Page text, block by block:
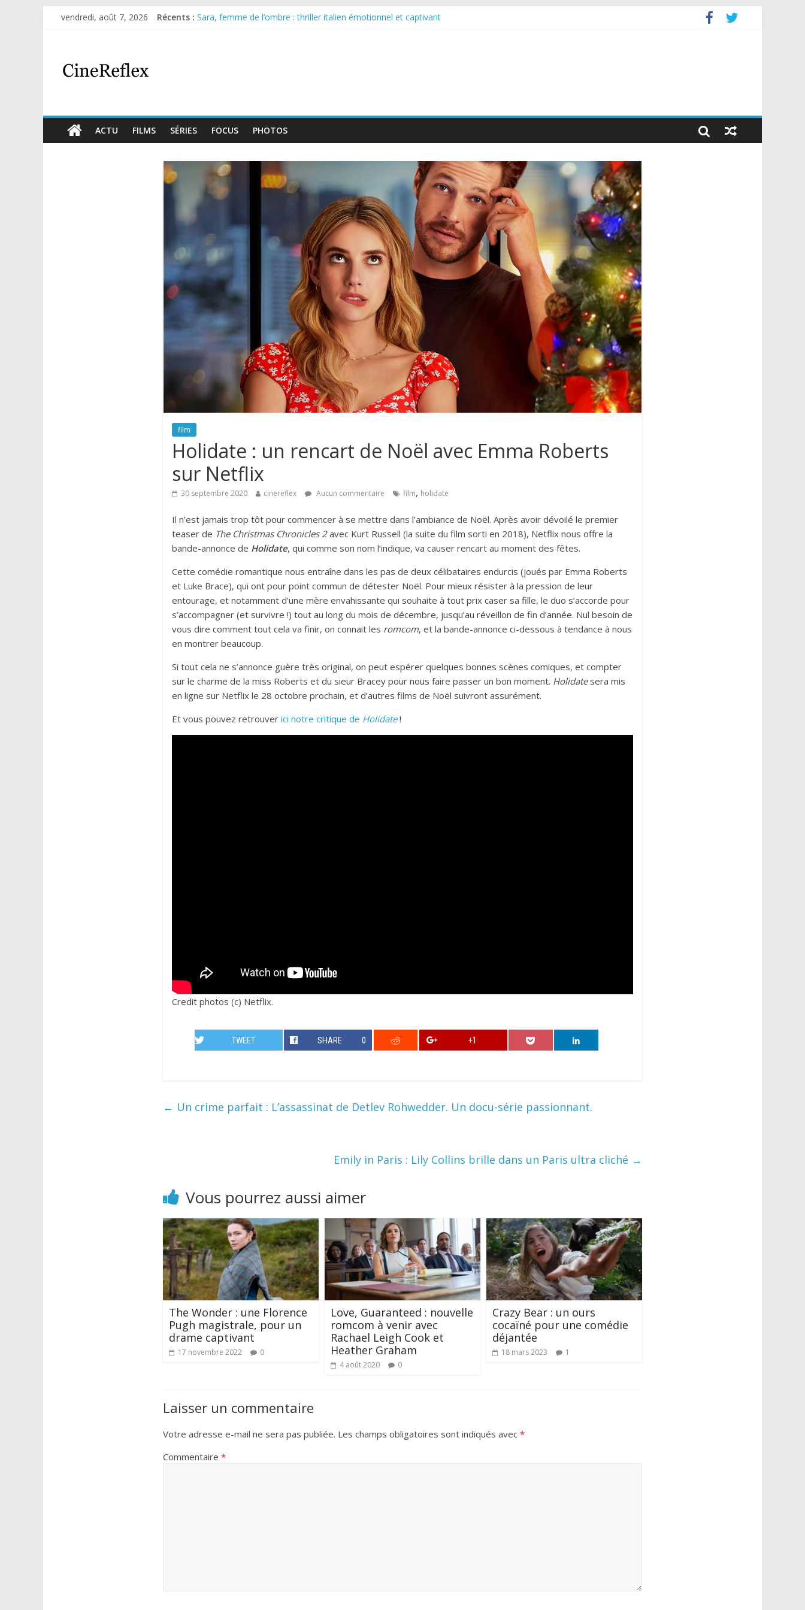
vendredi, août 7, 2026 Récents : Sara, femme de l’ombre : thriller italien émotionnel et captivant
ACTU FILMS SÉRIES FOCUS PHOTOS
film
Holidate : un rencart de Noël avec Emma Roberts
sur Netflix
30 septembre 2020 cinereflex Aucun commentaire film, holidate
Il n’est jamais trop tôt pour commencer à se mettre dans l’ambiance de Noël. Après avoir dévoilé le premier
teaser de The Christmas Chronicles 2avec Kurt Russell (la suite du film sorti en 2018), Netflix nous offre la
bande-annonce de Holidate, qui comme son nom l’indique, va causer rencart au moment des fêtes.
Cette comédie romantique nous entraîne dans les pas de deux célibataires endurcis (joués par Emma Roberts
et Luke Brace), qui ont pour point commun de détester Noël. Pour mieux résister à la pression de leur
entourage, et notamment d’une mère envahissante qui souhaite à tout prix caser sa fille, le duo s’accorde pour
s’accompagner (et survivre !) tout au long du mois de décembre, jusqu’au réveillon de fin d’année. Nul besoin de
vous dire comment tout cela va finir, on connait les romcom, et la bande-annonce ci-dessous à tendance à nous
en montrer beaucoup.
Si tout cela ne s’annonce guère très original, on peut espérer quelques bonnes scènes comiques, et compter
sur le charme de la miss Roberts et du sieur Bracey pour nous faire passer un bon moment. Holidatesera mis
en ligne sur Netflix le 28 octobre prochain, et d’autres films de Noël suivront assurément.
Et vous pouvez retrouver ici notre critique de Holidate!
Credit photos (c) Netflix.
TWEET SHARE 0 +1
← Un crime parfait : L’assassinat de Detlev Rohwedder. Un docu-série passionnant.
Emily in Paris : Lily Collins brille dans un Paris ultra cliché →
Vous pourrez aussi aimer
The Wonder : une Florence
Pugh magistrale, pour un
drame captivant
17 novembre 2022 0
Love, Guaranteed : nouvelle
romcom à venir avec
Rachael Leigh Cook et
Heather Graham
4 août 2020 0
Crazy Bear : un ours
cocaïné pour une comédie
déjantée
18 mars 2023 1
Laisser un commentaire
Votre adresse e-mail ne sera pas publiée. Les champs obligatoires sont indiqués avec *
Commentaire *